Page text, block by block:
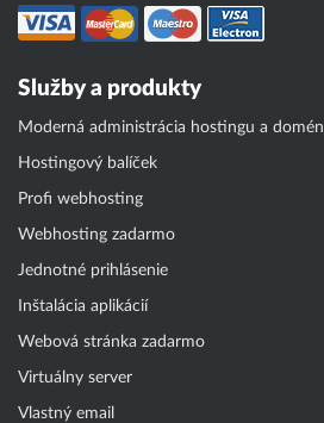
Služby a produkty
Moderná administrácia hostingu a domén
Hostingový balíček
Profi webhosting
Webhosting zadarmo
Jednotné prihlásenie
Inštalácia aplikácií
Webová stránka zadarmo
Virtuálny server
Vlastný email